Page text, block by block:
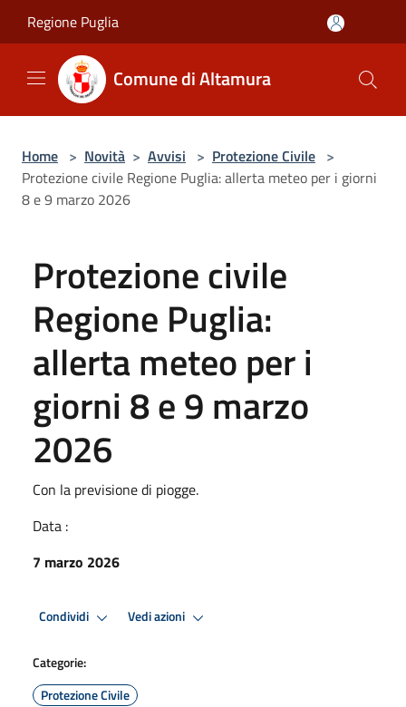
Regione Puglia
Comune di Altamura
Home > Novità > Avvisi > Protezione Civile >
Protezione civile Regione Puglia: allerta meteo per i giorni
8 e 9 marzo 2026
Protezione civile
Regione Puglia:
allerta meteo per i
giorni 8 e 9 marzo
2026
Con la previsione di piogge.
Data :
7 marzo 2026
Condividi Vedi azioni
Categorie:
Protezione Civile